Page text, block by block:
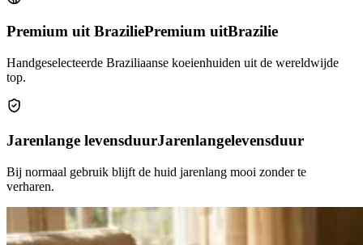
Premium uit BraziliePremium uitBrazilie
Handgeselecteerde Braziliaanse koeienhuiden uit de wereldwijde
top.
Jarenlange levensduurJarenlangelevensduur
Bij normaal gebruik blijft de huid jarenlang mooi zonder te
verharen.